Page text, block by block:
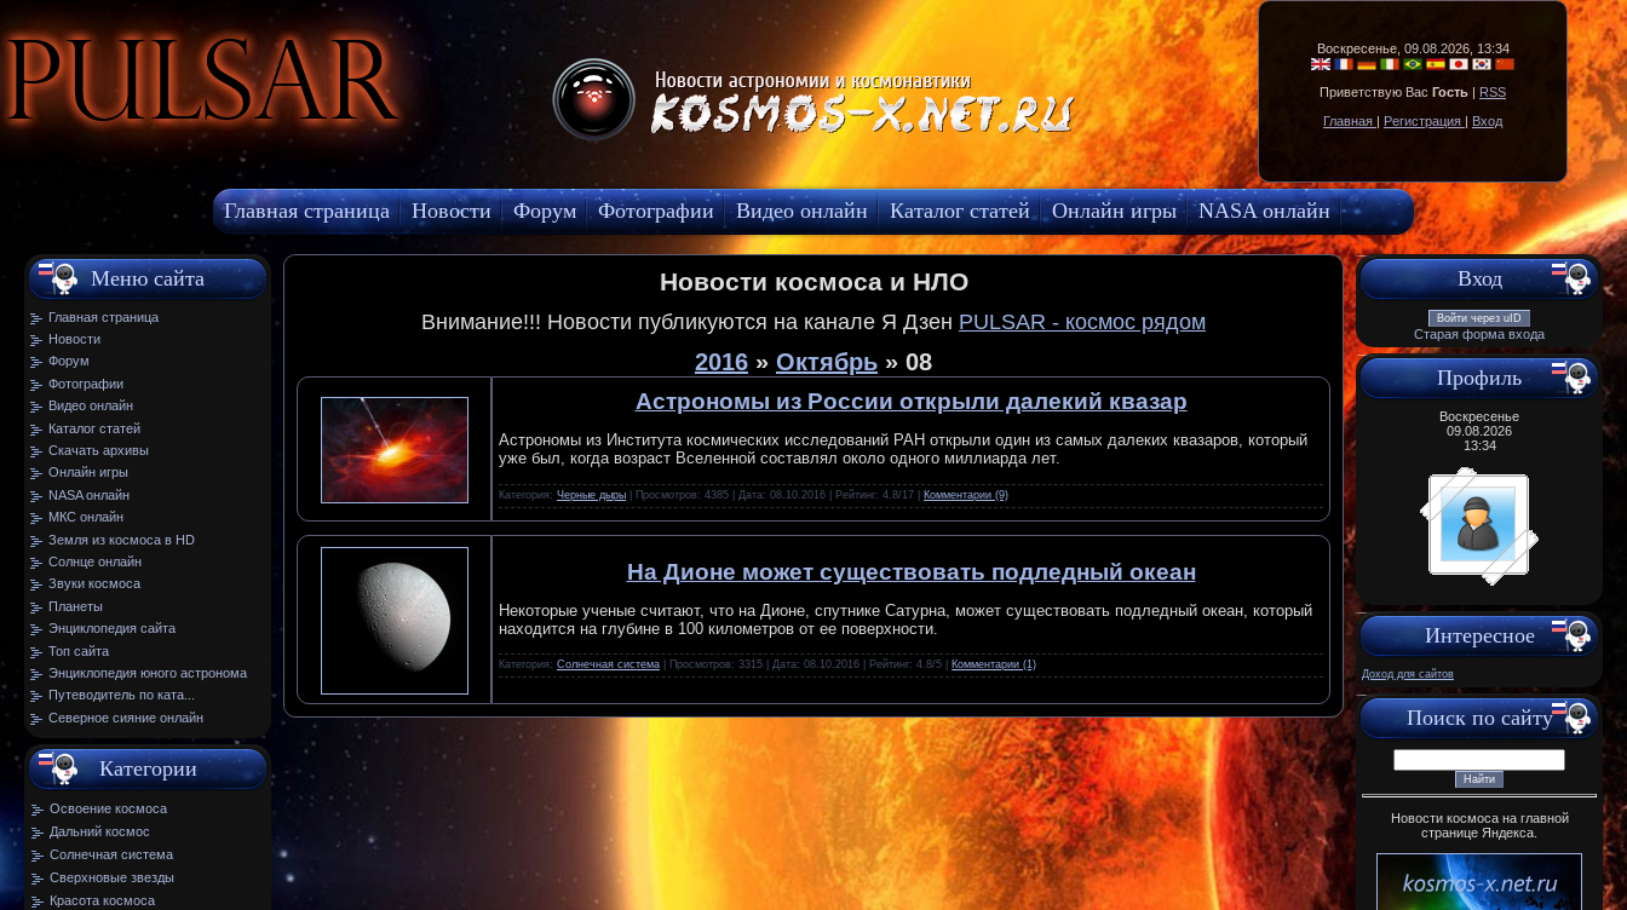
Pulsar Воскресенье, 09.08.2026, 13:34
Приветствую Вас Гость | RSS
Главная | Регистрация | Вход
Главная страница Новости Форум Фотографии Видео онлайн Каталог статей Онлайн игры
NASA онлайн
МКС онлайн
Меню сайта
Главная страница
Новости
Форум
Фотографии
Видео онлайн
Каталог статей
Скачать архивы
Онлайн игры
NASA онлайн
МКС онлайн
Земля из космоса в HD
Солнце онлайн
Звуки космоса
Планеты
Энциклопедия сайта
Топ сайта
Энциклопедия юного астронома
Путеводитель по ката...
Северное сияние онлайн
Категории
Освоение космоса
Дальний космос
Солнечная система
Сверхновые звезды
Красота космоса
Новости космоса и НЛО
Внимание!!! Новости публикуются на канале Я Дзен PULSAR - космос рядом
2016 » Октябрь » 08
Астрономы из России открыли далекий квазар
Астрономы из Института космических исследований РАН открыли один из самых далеких квазаров, который
уже был, когда возраст Вселенной составлял около одного миллиарда лет.
Категория: Черные дыры | Просмотров: 4385 | Дата: 08.10.2016 | Рейтинг: 4.8/17 | Комментарии (9)
На Дионе может существовать подледный океан
Некоторые ученые считают, что на Дионе, спутнике Сатурна, может существовать подледный океан, который
находится на глубине в 100 километров от ее поверхности.
Категория: Солнечная система | Просмотров: 3315 | Дата: 08.10.2016 | Рейтинг: 4.8/5 | Комментарии (1)
Вход
Войти через uID
Старая форма входа
Профиль
Воскресенье
09.08.2026
13:34
Интересное
Доход для сайтов
Поиск по сайту
Новости космоса на главной
странице Яндекса.